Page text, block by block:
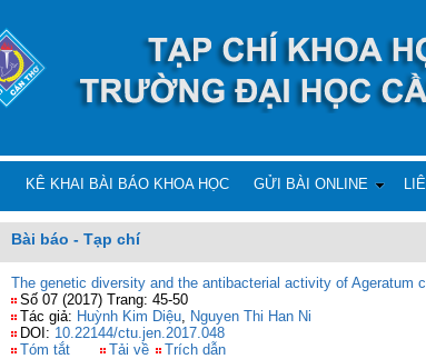
KÊ KHAI BÀI BÁO KHOA HỌC GỬI BÀI ONLINE
Bài báo - Tạp chí
The genetic diversity and the antibacterial activity of Ageratum
Số 07 (2017) Trang: 45-50
Tác giả: Huỳnh Kim Diệu, Nguyen Thi Han Ni
DOI: 10.22144/ctu.jen.2017.048
Tóm tắt
Tải về Trích dẫn